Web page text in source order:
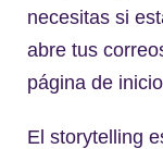
necesitas si
abre tus
página de
El storytelling